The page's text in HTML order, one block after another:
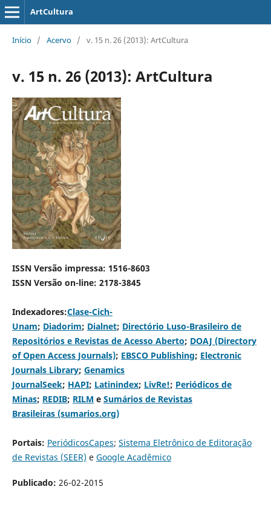
ArtCultura
Início / Acervo / v. 15 n. 26 (2013): ArtCultura
v. 15 n. 26 (2013): ArtCultura
ISSN Versão impressa: 1516-8603
ISSN Versão on-line: 2178-3845
Indexadores:Clase-Cich-
Unam; Diadorim; Dialnet; Directório Luso-Brasileiro de
Repositórios e Revistas de Acesso Aberto; DOAJ (Directory
of Open Access Journals); EBSCO Publishing; Electronic
Journals Library; Genamics
JournalSeek; HAPI; Latinindex; LivRe!; Periódicos de
Minas; REDIB; RILM e Sumários de Revistas
Brasileiras (sumarios.org)
Portais: PeriódicosCapes; Sistema Eletrônico de Editoração
de Revistas (SEER) e Google Acadêmico
Publicado: 26-02-2015